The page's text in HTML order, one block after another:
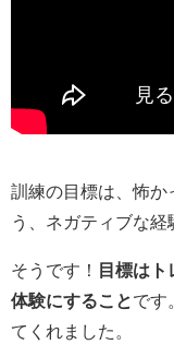
訓練の目標は、怖か
う、ネガティブな経
そうです！
目標は
体験にすることです
てくれました。